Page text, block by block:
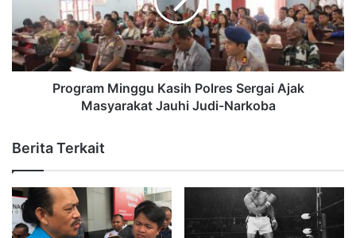
Program Minggu Kasih Polres Sergai Ajak
Masyarakat Jauhi Judi-Narkoba
Berita Terkait